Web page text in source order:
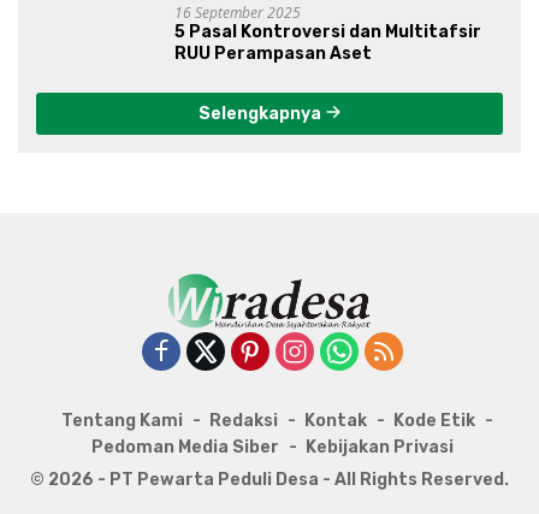
16 September 2025
5 Pasal Kontroversi dan Multitafsir
RUU Perampasan Aset
Selengkapnya
Tentang Kami Redaksi Kontak
Kode Etik
Pedoman Media Siber
Kebijakan Privasi
© 2026 - PT Pewarta Peduli Desa - All Rights Reserved.